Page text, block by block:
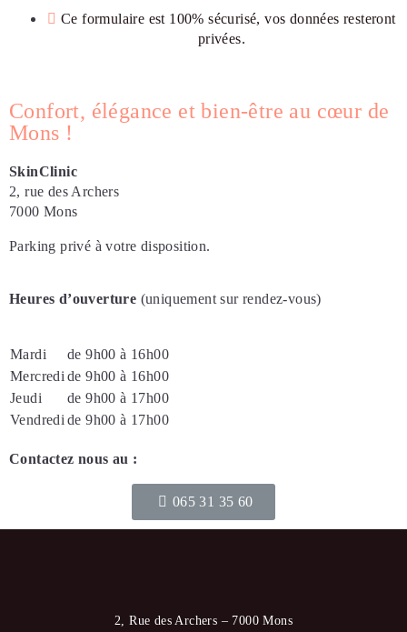
Ce formulaire est 100% sécurisé, vos données resteront
privées.
Confort, élégance et bien-être au cœur de
Mons !
SkinClinic
2, rue des Archers
7000 Mons
Parking privé à votre disposition.
Heures d’ouverture (uniquement sur rendez-vous)
Mardi
de 9h00 à 16h00
Mercredi de 9h00 à 16h00
Jeudi
de 9h00 à 17h00
Vendredi de 9h00 à 17h00
Contactez nous au :
065 31 35 60
2, Rue des Archers – 7000 Mons